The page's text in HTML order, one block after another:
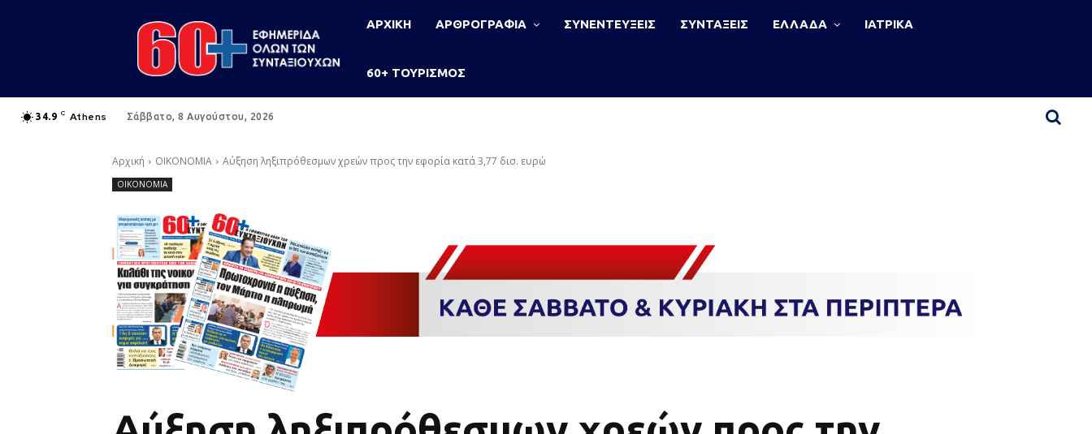
ΑΡΧΙΚΗ ΑΡΘΡΟΓΡΑΦΙΑ ΣΥΝΕΝΤΕΥΞΕΙΣ ΣΥΝΤΑΞΕΙΣ ΕΛΛΑΔΑ ΙΑΤΡΙΚΑ
60+ ΤΟΥΡΙΣΜΟΣ
34.9 C Athens Σάββατο, 8 Αυγούστου, 2026
Αρχική ΟΙΚΟΝΟΜΙΑ Αύξηση ληξιπρόθεσμων χρεών προς την εφορία κατά 3,77 δισ. ευρώ
ΟΙΚΟΝΟΜΙΑ